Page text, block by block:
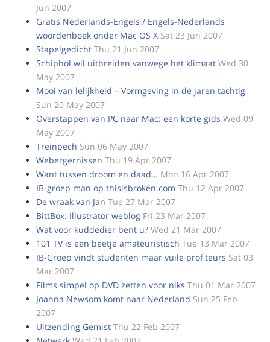
Jun 2007
Gratis Nederlands-Engels / Engels-Nederlands
woordenboek onder Mac OS X Sat 23 Jun 2007
Stapelgedicht Thu 21 Jun 2007
Schiphol wil uitbreiden vanwege het klimaat Wed 30
May 2007
Mooi van lelijkheid – Vormgeving in de jaren tachtig
Sun 20 May 2007
Overstappen van PC naar Mac: een korte gids Wed 09
May 2007
Treinpech Sun 06 May 2007
Webergernissen Thu 19 Apr 2007
Want tussen droom en daad… Mon 16 Apr 2007
IB-groep man op thisisbroken.com Thu 12 Apr 2007
De wraak van Jan Tue 27 Mar 2007
BittBox: Illustrator weblog Fri 23 Mar 2007
Wat voor kuddedier bent u? Wed 21 Mar 2007
101 TV is een beetje amateuristisch Tue 13 Mar 2007
IB-Groep vindt studenten maar vuile profiteurs Sat 03
Mar 2007
Films simpel op DVD zetten voor niks Thu 01 Mar 2007
Joanna Newsom komt naar Nederland Sun 25 Feb
2007
Uitzending Gemist Thu 22 Feb 2007